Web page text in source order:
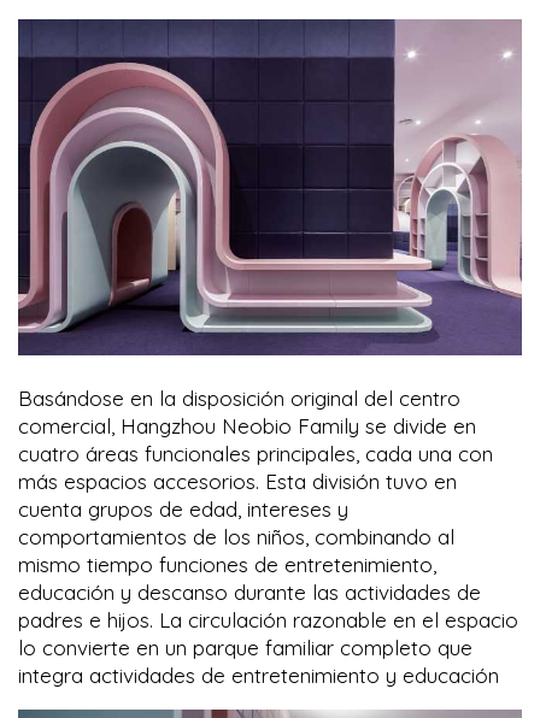
Basándose en la disposición original del centro
comercial, Hangzhou Neobio Family se divide en
cuatro áreas funcionales principales, cada una con
más espacios accesorios. Esta división tuvo en
cuenta grupos de edad, intereses y
comportamientos de los niños, combinando al
mismo tiempo funciones de entretenimiento,
educación y descanso durante las actividades de
padres e hijos. La circulación razonable en el espacio
lo convierte en un parque familiar completo que
integra actividades de entretenimiento y educación